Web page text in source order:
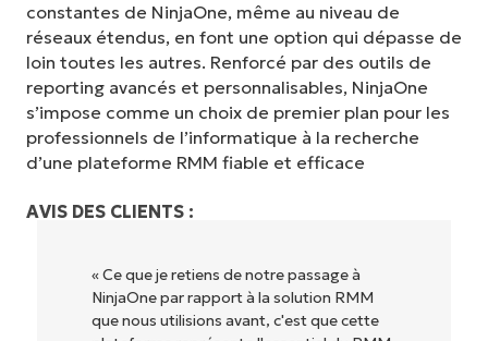
constantes de NinjaOne, même au niveau de
réseaux étendus, en font une option qui dépasse de
loin toutes les autres. Renforcé par des outils de
reporting avancés et personnalisables, NinjaOne
s’impose comme un choix de premier plan pour les
professionnels de l’informatique à la recherche
d’une plateforme RMM fiable et efficace
AVIS DES CLIENTS :
« NinjaOne est extrêmement simple
d'utilisation grâce à une interface fluide et
des fonctionnalités back-end puissantes.